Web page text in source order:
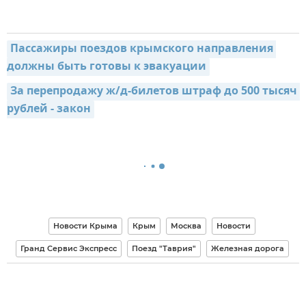
Пассажиры поездов крымского направления
должны быть готовы к эвакуации
За перепродажу ж/д-билетов штраф до 500 тысяч
рублей - закон
Новости Крыма Крым Москва Новости
Гранд Сервис Экспресс Поезд "Таврия" Железная дорога